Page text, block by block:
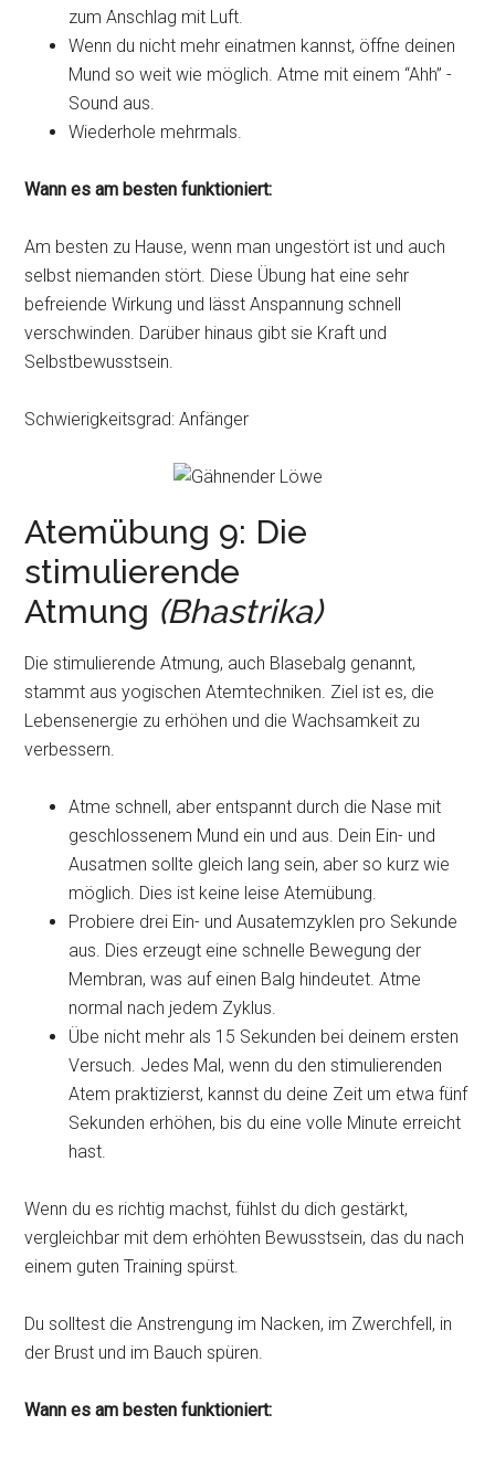
zum Anschlag mit Luft.
Wenn du nicht mehr einatmen kannst, öffne deinen
Mund so weit wie möglich. Atme mit einem “Ahh” -
Sound aus.
Wiederhole mehrmals.
Wann es am besten funktioniert:
Am besten zu Hause, wenn man ungestört ist und auch
selbst niemanden stört. Diese Übung hat eine sehr
befreiende Wirkung und lässt Anspannung schnell
verschwinden. Darüber hinaus gibt sie Kraft und
Selbstbewusstsein.
Schwierigkeitsgrad: Anfänger
Atemübung 9: Die
stimulierende
Atmung (Bhastrika)
Die stimulierende Atmung, auch Blasebalg genannt,
stammt aus yogischen Atemtechniken. Ziel ist es, die
Lebensenergie zu erhöhen und die Wachsamkeit zu
verbessern.
Atme schnell, aber entspannt durch die Nase mit
geschlossenem Mund ein und aus. Dein Ein- und
Ausatmen sollte gleich lang sein, aber so kurz wie
möglich. Dies ist keine leise Atemübung.
Probiere drei Ein- und Ausatemzyklen pro Sekunde
aus. Dies erzeugt eine schnelle Bewegung der
Membran, was auf einen Balg hindeutet. Atme
normal nach jedem Zyklus.
Übe nicht mehr als 15 Sekunden bei deinem ersten
Versuch. Jedes Mal, wenn du den stimulierenden
Atem praktizierst, kannst du deine Zeit um etwa fünf
Sekunden erhöhen, bis du eine volle Minute erreicht
hast.
Wenn du es richtig machst, fühlst du dich gestärkt,
vergleichbar mit dem erhöhten Bewusstsein, das du nach
einem guten Training spürst.
Du solltest die Anstrengung im Nacken, im Zwerchfell, in
der Brust und im Bauch spüren.
Wann es am besten funktioniert: